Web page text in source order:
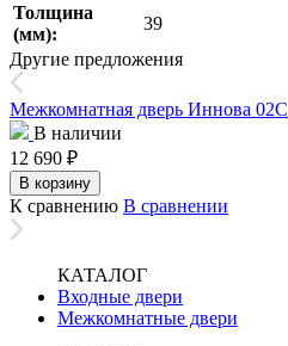
Толщина
(мм):
39
Другие предложения
Межкомнатная дверь Иннова 02С
В наличии
12 690 ₽
В корзину
К сравнению В сравнении
КАТАЛОГ
Входные двери
Межкомнатные двери